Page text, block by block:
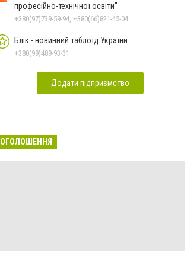
професійно-технічної освіти"
+380(97)739-59-94, +380(66)821-45-04
Блік - новинний таблоїд України
+380(99)489-93-31
Додати підприємство
ОГОЛОШЕННЯ